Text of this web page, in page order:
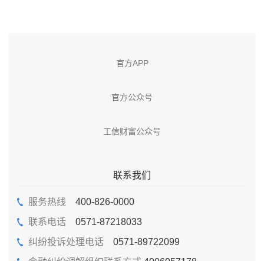
官方APP
官方公众号
工信财富公众号
联系我们
服务热线 400-826-0000
联系电话0571-87218033
纠纷投诉处理电话0571-89722099